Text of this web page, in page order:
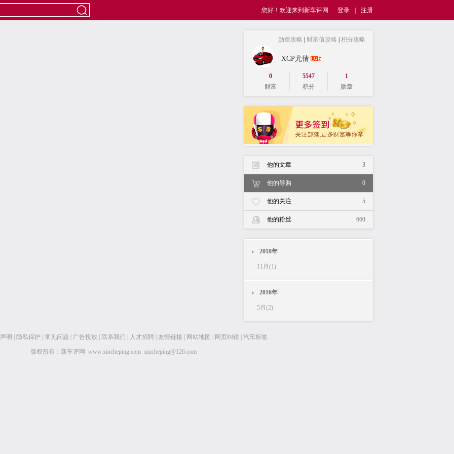
您好！欢迎来到新车评网 登录 注册
勋章攻略 财富值攻略 积分攻略
XCP尤倩
0
财富
5547
积分
1
勋章
3
他的文章
0
他的导购
5
他的关注
660
他的粉丝
2018年
11月(1)
2016年
5月(2)
明 隐私保护 常见问题 广告投放 联系我们 人才招聘 友情链接 网站地图 网页纠错 汽车标签
版权所有：新车评网 www.xincheping.com xincheping@126.com